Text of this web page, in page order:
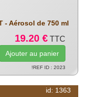
- Aérosol de 750 ml
19.20 € TTC
!REF ID : 2023
id: 1363